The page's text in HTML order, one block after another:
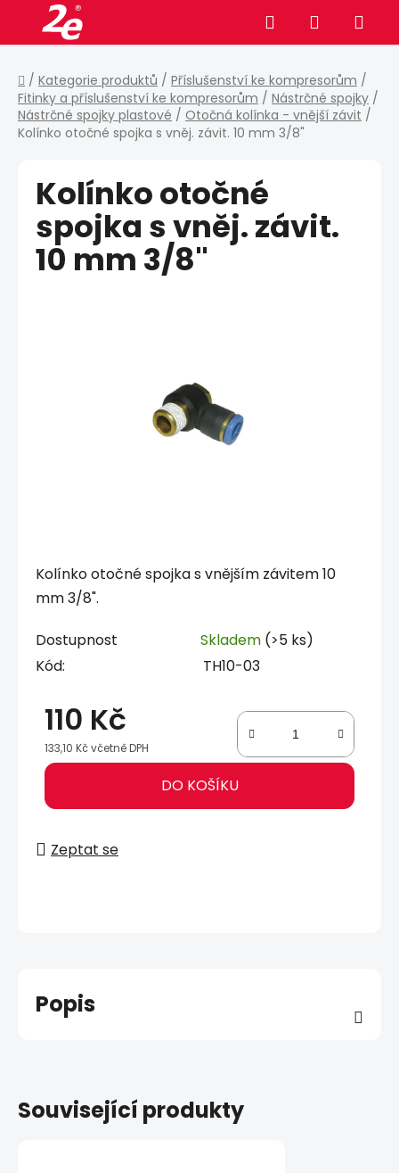
obsah
Hledat NÁKUPNÍ
KOŠÍK
Domů
/ Kategorie produktů / Příslušenství ke kompresorům /
Fitinky a příslušenství ke kompresorům / Nástrčné spojky /
Nástrčné spojky plastové / Otočná kolínka - vnější závit /
Kolínko otočné spojka s vněj. závit. 10 mm 3/8"
Kolínko otočné spojka s vnějším závitem 10
mm 3/8".
Dostupnost Skladem (>5 ks)
Kód:
TH10-03
110 Kč
133,10 Kč včetně DPH
Měrná cena: DO KOŠÍKU
Zeptat se
Kolínko otočné
spojka s vněj. závit.
10 mm 3/8"
Popis
Související produkty